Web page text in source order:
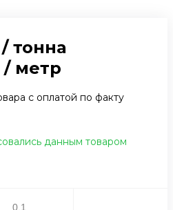
/ тонна
/ метр
с оплатой по факту
данным товаром